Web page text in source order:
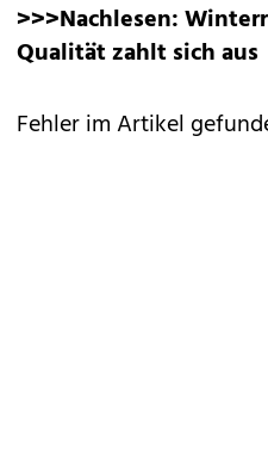
>>>Nachlesen:
Qualität zahlt sich aus
Fehler im Artikel